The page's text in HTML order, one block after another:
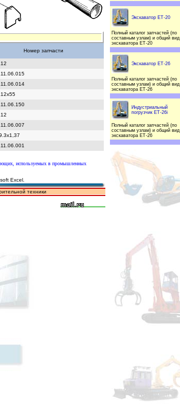
Номер запчасти
используемых в промышленных
Excel.
техники
Экскаватор ЕТ-20
Полный каталог запчастей (по
составным узлам) и общий вид
экскаватора ЕТ-20
Экскаватор ЕТ-26
Полный каталог запчастей (по
составным узлам) и общий вид
экскаватора ЕТ-26
Индустриальный
погрузчик ЕТ-26i
Полный каталог запчастей (по
составным узлам) и общий вид
экскаватора ЕТ-26